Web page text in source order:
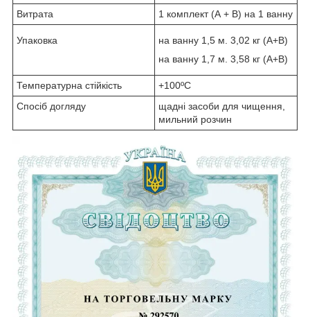
Витрата
1 комплект (А + B) на 1 ванну
Упаковка
на ванну 1,5 м. 3,02 кг (А+B)
на ванну 1,7 м. 3,58 кг (A+B)
Температурна стійкість
+100ºC
Спосіб догляду
щадні засоби для чищення,
мильний розчин